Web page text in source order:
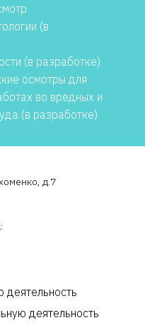
(в
(в разработке)
осмотры для
во вредных и
(в разработке)
д.7
деятельность